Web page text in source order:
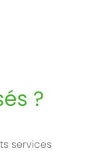
?
services